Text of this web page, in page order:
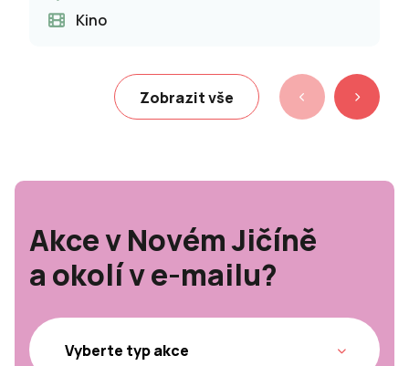
Kino
Zobrazit vše
Akce v Novém Jičíně
a okolí v e-mailu?